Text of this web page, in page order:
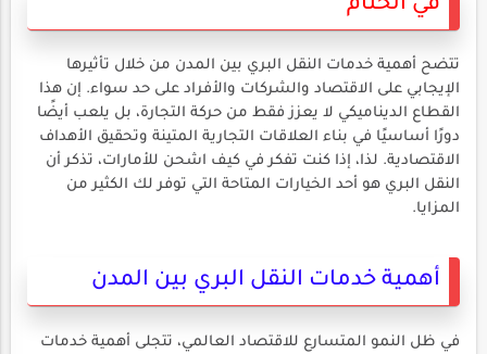
في الختام
تتضح أهمية خدمات النقل البري بين المدن من خلال تأثيرها
الإيجابي على الاقتصاد والشركات والأفراد على حد سواء. إن هذا
القطاع الديناميكي لا يعزز فقط من حركة التجارة، بل يلعب أيضًا
دورًا أساسيًا في بناء العلاقات التجارية المتينة وتحقيق الأهداف
الاقتصادية. لذا، إذا كنت تفكر في كيف اشحن للأمارات، تذكر أن
النقل البري هو أحد الخيارات المتاحة التي توفر لك الكثير من
المزايا.
أهمية خدمات النقل البري بين المدن
في ظل النمو المتسارع للاقتصاد العالمي، تتجلى أهمية خدمات